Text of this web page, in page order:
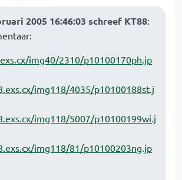
2005 16:46:03 schreef KT88:
img40/2310/p10100170ph.jp
img118/4035/p10100188st.j
img118/5007/p10100199wi.j
img118/81/p10100203ng.jp